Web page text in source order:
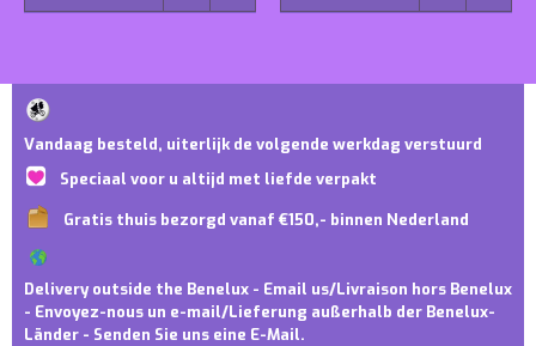
Vandaag besteld, uiterlijk de volgende werkdag verstuurd
Speciaal voor u altijd met liefde verpakt
Gratis thuis bezorgd vanaf €150,- binnen Nederland
Delivery outside the Benelux - Email us/Livraison hors Benelux
- Envoyez-nous un e-mail/Lieferung außerhalb der Benelux-
Länder - Senden Sie uns eine E-Mail.